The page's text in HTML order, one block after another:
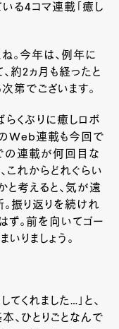
る4コマ連載「癒し
。今年は、例年に
約2ヵ月も経ったと
第でございます。
くぶりに癒しロボ
のWeb連載も今回で
の連載が何回目な
これからどれぐらい
考えると、気が遠
。振り返りを続けれ
ず。前を向いてゴー
りましょう。
くれました…」と、
、ひとりごとなんで